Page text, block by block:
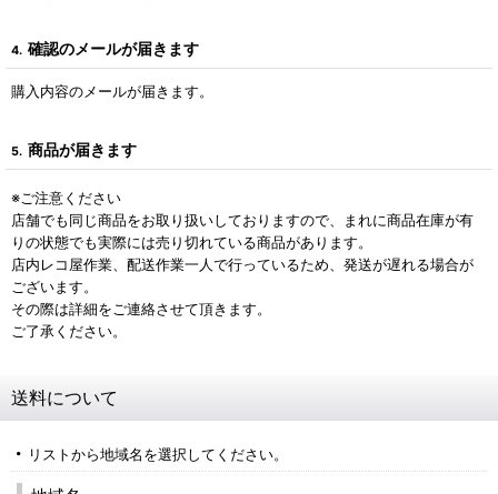
4. 確認のメールが届きます
購入内容のメールが届きます。
5. 商品が届きます
※ご注意ください
店舗でも同じ商品をお取り扱いしておりますので、まれに商品在庫が有
りの状態でも実際には売り切れている商品があります。
店内レコ屋作業、配送作業一人で行っているため、発送が遅れる場合が
ございます。
その際は詳細をご連絡させて頂きます。
ご了承ください。
送料について
リストから地域名を選択してください。